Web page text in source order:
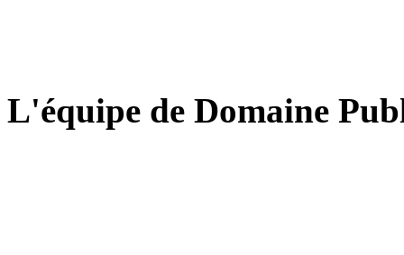
L'équipe de Domaine